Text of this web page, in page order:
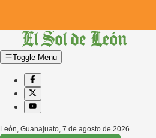
Toggle Menu
León, Guanajuato, 7 de agosto de 2026